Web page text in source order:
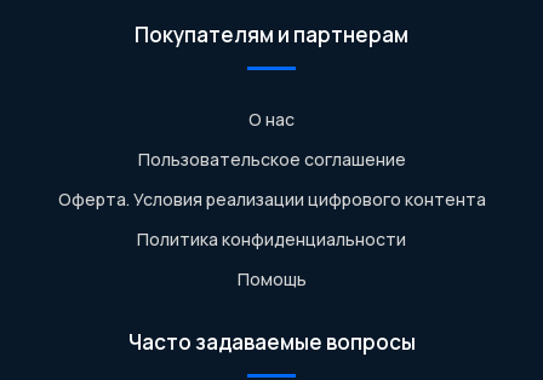
Покупателям и партнерам
О нас
Пользовательское соглашение
Оферта. Условия реализации цифрового контента
Политика конфиденциальности
Помощь
Часто задаваемые вопросы